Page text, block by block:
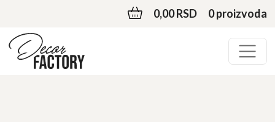
0,00 RSD 0 proizvoda